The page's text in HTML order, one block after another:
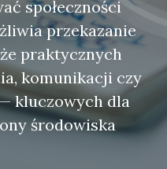
społeczności
przekazanie
praktycznych
komunikacji czy
kluczowych dla
środowiska